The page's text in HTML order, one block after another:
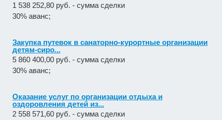
1 538 252,80 руб. - сумма сделки
30% аванс;
Закупка путевок в санаторно-курортные организации
детям-сиро...
5 860 400,00 руб. - сумма сделки
30% аванс;
Оказание услуг по организации отдыха и
оздоровления детей из...
2 558 571,60 руб. - сумма сделки